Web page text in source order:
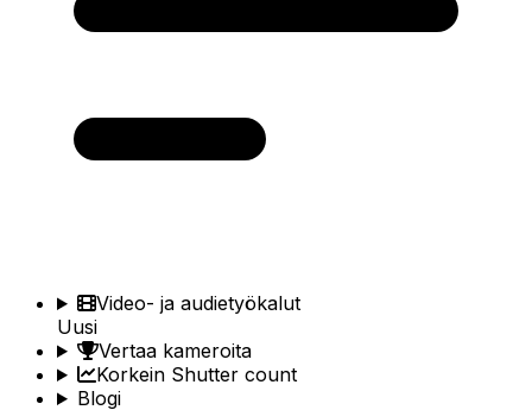
Video- ja audietyökalut
Uusi
Vertaa kameroita
Korkein Shutter count
Blogi